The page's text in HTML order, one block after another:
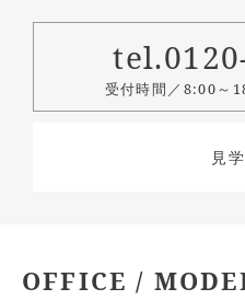
受付時間／8:00～
見
OFFICE /